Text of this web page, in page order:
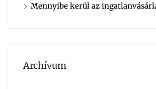
Mennyibe kerül az
Archívum